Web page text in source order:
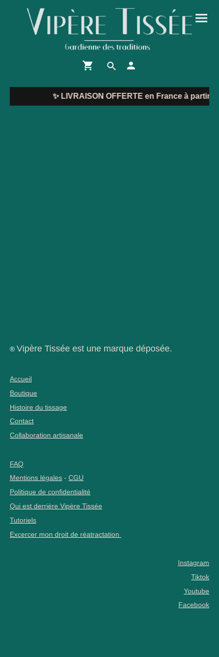
✨LIVRAISON OFFERTE en France à partir
® Vipère Tissée est une marque déposée.
Accueil
Boutique
Histoire du tissage
Contact
Collaboration artisanale
FAQ
Mentions légales - CGU
Politique de confidentialité
Qui est derrière Vipère Tissée
Tutoriels
Excercer mon droit de réatractation
Instagram
Tiktok
Youtube
Facebook